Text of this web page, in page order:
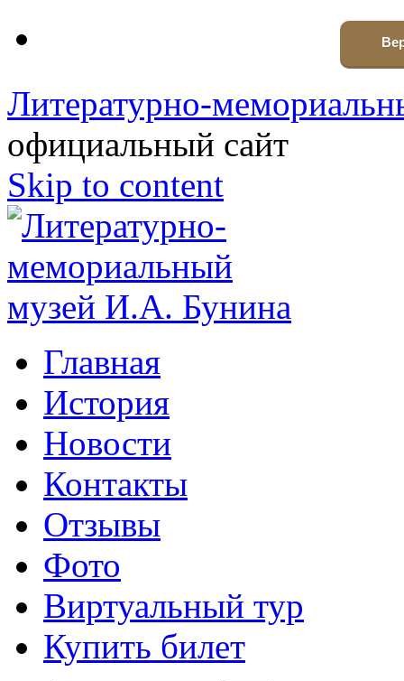
Литературно-
официальный сайт
Skip to content
Главная
История
Новости
Контакты
Отзывы
Фото
Виртуальный тур
Купить билет